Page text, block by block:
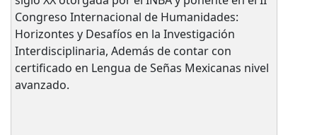
Congreso Internacional de Humanidades:
Horizontes y Desafíos en la Investigación
Interdisciplinaria, Además de contar con
certificado en Lengua de Señas Mexicanas nivel
avanzado.